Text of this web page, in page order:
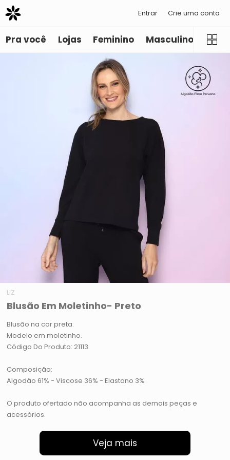
Entrar Crie uma conta
Pra você Lojas Feminino Masculino
LIZ
Blusão Em Moletinho- Preto
Blusão na cor preta.
Modelo em moletinho.
Código Do Produto: 21113
Composição:
Algodão 61% - Viscose 36% - Elastano 3%
O produto ofertado não acompanha as demais peças e
acessórios.
Veja mais